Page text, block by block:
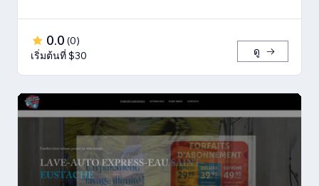
0.0 (0)
เริ่มต้นที่ $30
ดู